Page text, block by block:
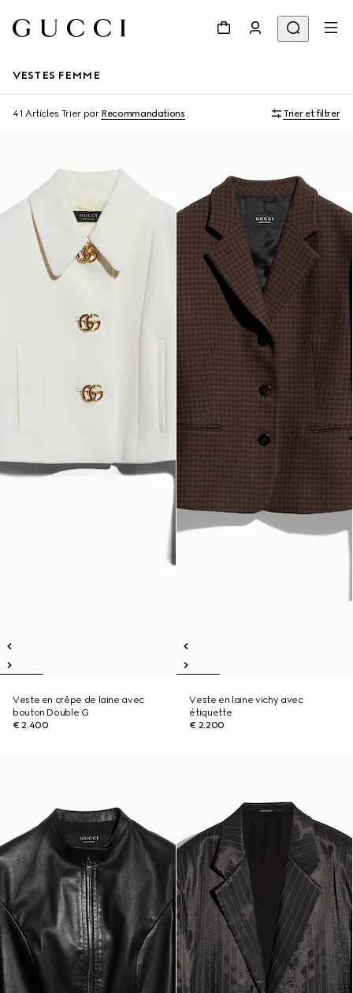
VESTES FEMME
41 Articles Trier par Recommandations Trier et filtrer
Veste en crêpe de laine avec
bouton Double G
€ 2.400
Veste en laine vichy avec
étiquette
€ 2.200